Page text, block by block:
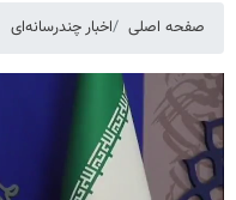
صفحه اصلی اخبار چندرسانه‌ای